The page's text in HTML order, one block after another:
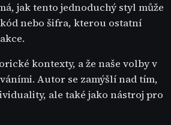
jak tento jednoduchý styl může
nebo šifra, kterou ostatní
kontexty, a že naše volby v
Autor se zamýšlí nad tím,
ale také jako nástroj pro